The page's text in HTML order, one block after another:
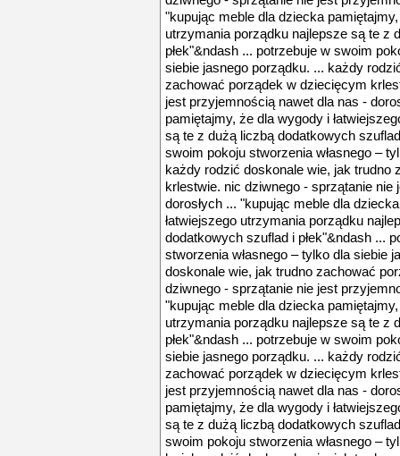
"kupując meble dla dziecka
utrzymania porządku najlepsze są te z
płek"&ndash ... potrzebuje w swoim
siebie jasnego porządku. ... każdy
zachować porządek w dziecięcym
jest przyjemnością nawet dla nas -
pamiętajmy, że dla wygody i
są te z dużą liczbą dodatkowych
swoim pokoju stworzenia własnego –
każdy rodzić doskonale wie, jak
krlestwie. nic dziwnego - sprzątanie
dorosłych ... "kupując meble dla
łatwiejszego utrzymania porządku
dodatkowych szuflad i płek"&ndash ...
stworzenia własnego – tylko dla siebie
doskonale wie, jak trudno zachować
dziwnego - sprzątanie nie jest
"kupując meble dla dziecka
utrzymania porządku najlepsze są te z
płek"&ndash ... potrzebuje w swoim
siebie jasnego porządku. ... każdy
zachować porządek w dziecięcym
jest przyjemnością nawet dla nas -
pamiętajmy, że dla wygody i
są te z dużą liczbą dodatkowych
swoim pokoju stworzenia własnego –